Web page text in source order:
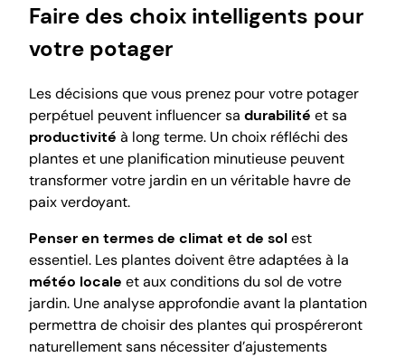
Faire des choix intelligents pour
votre potager
Les décisions que vous prenez pour votre potager
perpétuel peuvent influencer sa durabilité et sa
productivité à long terme. Un choix réfléchi des
plantes et une planification minutieuse peuvent
transformer votre jardin en un véritable havre de
paix verdoyant.
Penser en termes de climat et de solest
essentiel. Les plantes doivent être adaptées à la
météo locale et aux conditions du sol de votre
jardin. Une analyse approfondie avant la plantation
permettra de choisir des plantes qui prospéreront
naturellement sans nécessiter d’ajustements